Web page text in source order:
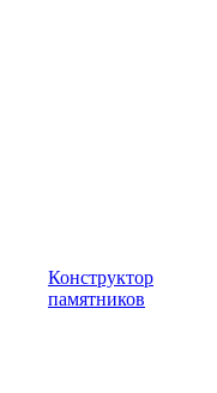
Конструктор
памятников